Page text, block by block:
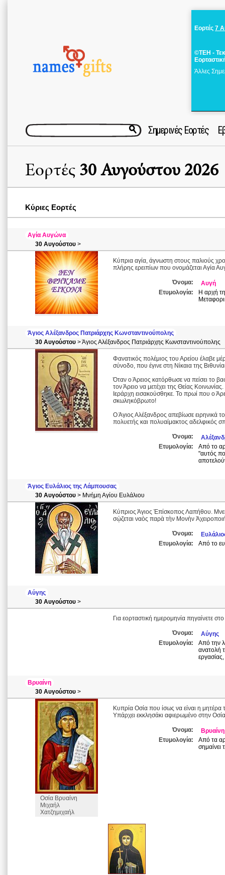
Εορτές 7
©ΤΕΗ -
Άλλες
Σημερινές Εορτές
Εορτές 30 Αυγούστου 2026
Κύριες Εορτές
Αγία Αυγώνα
30 Αυγούστου >
Κύπρια αγία, άγνωστη στους παλιούς
πλήρης ερειπίων που ονομάζεται Αγία
Όνομα:
Αυγή
Ετυμολογία:
Η αρχή
Άγιος Αλέξανδρος Πατριάρχης Κωνσταντινούπολης
30 Αυγούστου > Άγιος Αλέξανδρος Πατριάρχης Κωνσταντινούπολης
Φανατικός πολέμιος του Αρείου έλαβε
σύνοδο, που έγινε στη Νίκαια της
Όταν ο Άρειος κατόρθωσε να πείσει το
τον Άρειο να μετέχει της Θείας
Ιεράρχη εισακούσθηκε. Το πρωί που ο
σκωληκόβρωτο!
Ο Άγιος Αλέξανδρος απεβίωσε ειρηνικά
πολυετής και πολυαίμακτος αδελφικός
Όνομα:
Ετυμολογία:
Από το
"αυτός
Άγιος Ευλάλιος της Λάμπουσας
30 Αυγούστου > Μνήμη Αγίου Ευλάλιου
Κύπριος Άγιος Ἐπίσκοπος Λαπήθου.
σῴζεται ναὸς παρὰ τὴν Μονὴν
Όνομα:
Ετυμολογία:
Από το ευ
Αύγης
30 Αυγούστου >
Για εορταστική ημερομηνία πηγαίνετε στο
Όνομα:
Αύγης
Ετυμολογία:
Από την
ανατολή
Βρυαίνη
30 Αυγούστου >
Οσία Βρυαίνη
Μιχαήλ
Χατζημιχαήλ
Κυπρία Οσία που ίσως να είναι η μητέρα
Υπάρχει εκκλησάκι αφιερωμένο στην
Όνομα:
Βρυαίνη
Ετυμολογία:
Από τα
σημαίνει